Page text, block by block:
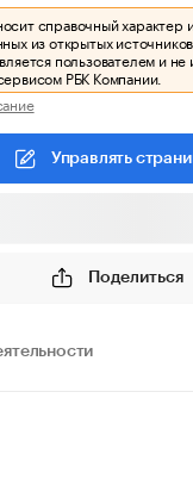
справочный характер
из открытых источников.
пользователем и
РБК Компании.
Управлять
Поделиться